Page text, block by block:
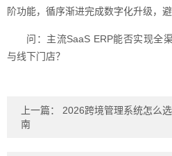
阶功能，循序渐进完成数字化升级，避
问：主流SaaS ERP能否实现全
与线下门店？
上一篇： 2026跨境管理系统怎么
南